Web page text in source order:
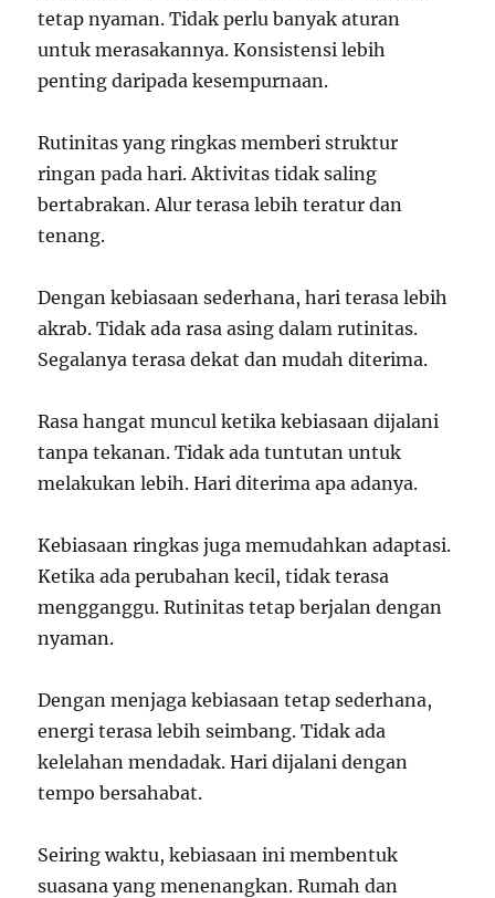
tetap nyaman. Tidak perlu banyak aturan
untuk merasakannya. Konsistensi lebih
penting daripada kesempurnaan.
Rutinitas yang ringkas memberi struktur
ringan pada hari. Aktivitas tidak saling
bertabrakan. Alur terasa lebih teratur dan
tenang.
Dengan kebiasaan sederhana, hari terasa lebih
akrab. Tidak ada rasa asing dalam rutinitas.
Segalanya terasa dekat dan mudah diterima.
Rasa hangat muncul ketika kebiasaan dijalani
tanpa tekanan. Tidak ada tuntutan untuk
melakukan lebih. Hari diterima apa adanya.
Kebiasaan ringkas juga memudahkan adaptasi.
Ketika ada perubahan kecil, tidak terasa
mengganggu. Rutinitas tetap berjalan dengan
nyaman.
Dengan menjaga kebiasaan tetap sederhana,
energi terasa lebih seimbang. Tidak ada
kelelahan mendadak. Hari dijalani dengan
tempo bersahabat.
Seiring waktu, kebiasaan ini membentuk
suasana yang menenangkan. Rumah dan